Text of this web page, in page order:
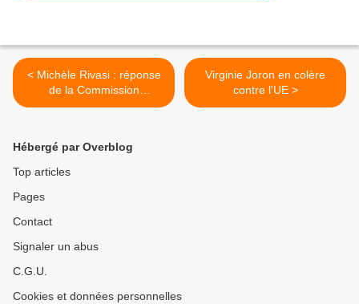
< Michèle Rivasi : réponse
de la Commission
européenne aux effets
Virginie Joron en colère
contre l'UE >
Hébergé par Overblog
Top articles
Pages
Contact
Signaler un abus
C.G.U.
Cookies et données personnelles